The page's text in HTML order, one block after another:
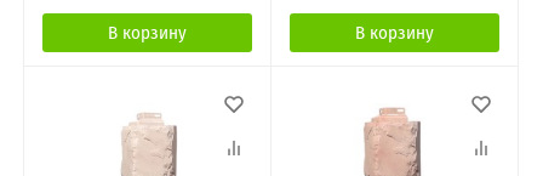
В корзину В корзину